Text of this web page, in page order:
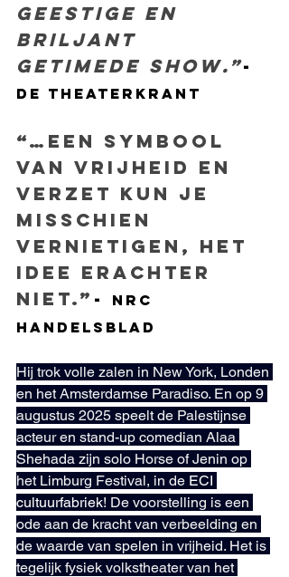
geestige en
briljant
getimede show.”-
De theaterkrant
“…een symbool
van vrijheid en
verzet kun je
misschien
vernietigen, het
idee erachter
niet.” -
NRC
Handelsblad
Hij trok volle zalen in New York, Londen
en het Amsterdamse Paradiso. En op 9
augustus 2025 speelt de Palestijnse
acteur en stand-up comedian Alaa
Shehada zijn solo Horse of Jenin op
het Limburg Festival, in de ECI
cultuurfabriek! De voorstelling is een
ode aan de kracht van verbeelding en
de waarde van spelen in vrijheid. Het is
tegelijk fysiek volkstheater van het